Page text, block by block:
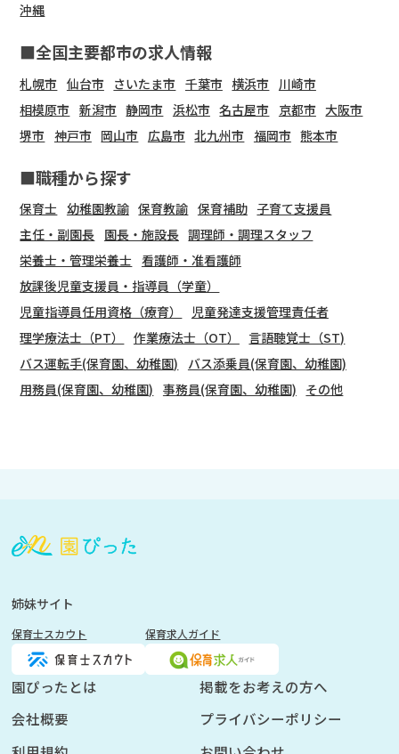
沖縄
■全国主要都市の求人情報
札幌市 仙台市 さいたま市 千葉市 横浜市
川崎市
相模原市 新潟市 静岡市 浜松市 名古屋市 京都市 大阪市
堺市 神戸市 岡山市 広島市 北九州市 福岡市 熊本市
■職種から探す
保育士 幼稚園教諭 保育教諭 保育補助 子育て支援員
主任・副園長 園長・施設長 調理師・調理スタッフ
栄養士・管理栄養士 看護師・准看護師
放課後児童支援員・指導員（学童）
児童指導員任用資格（療育）
児童発達支援管理責任者
理学療法士（PT）
作業療法士（OT）
言語聴覚士（ST)
バス運転手(保育園、幼稚園)
バス添乗員(保育園、幼稚園)
用務員(保育園、幼稚園) 事務員(保育園、幼稚園) その他
登
く
イ
ン
姉妹サイト
保育士スカウト 保育求人ガイド
園ぴったとは
掲載をお考えの方へ
会社概要
プライバシーポリシー